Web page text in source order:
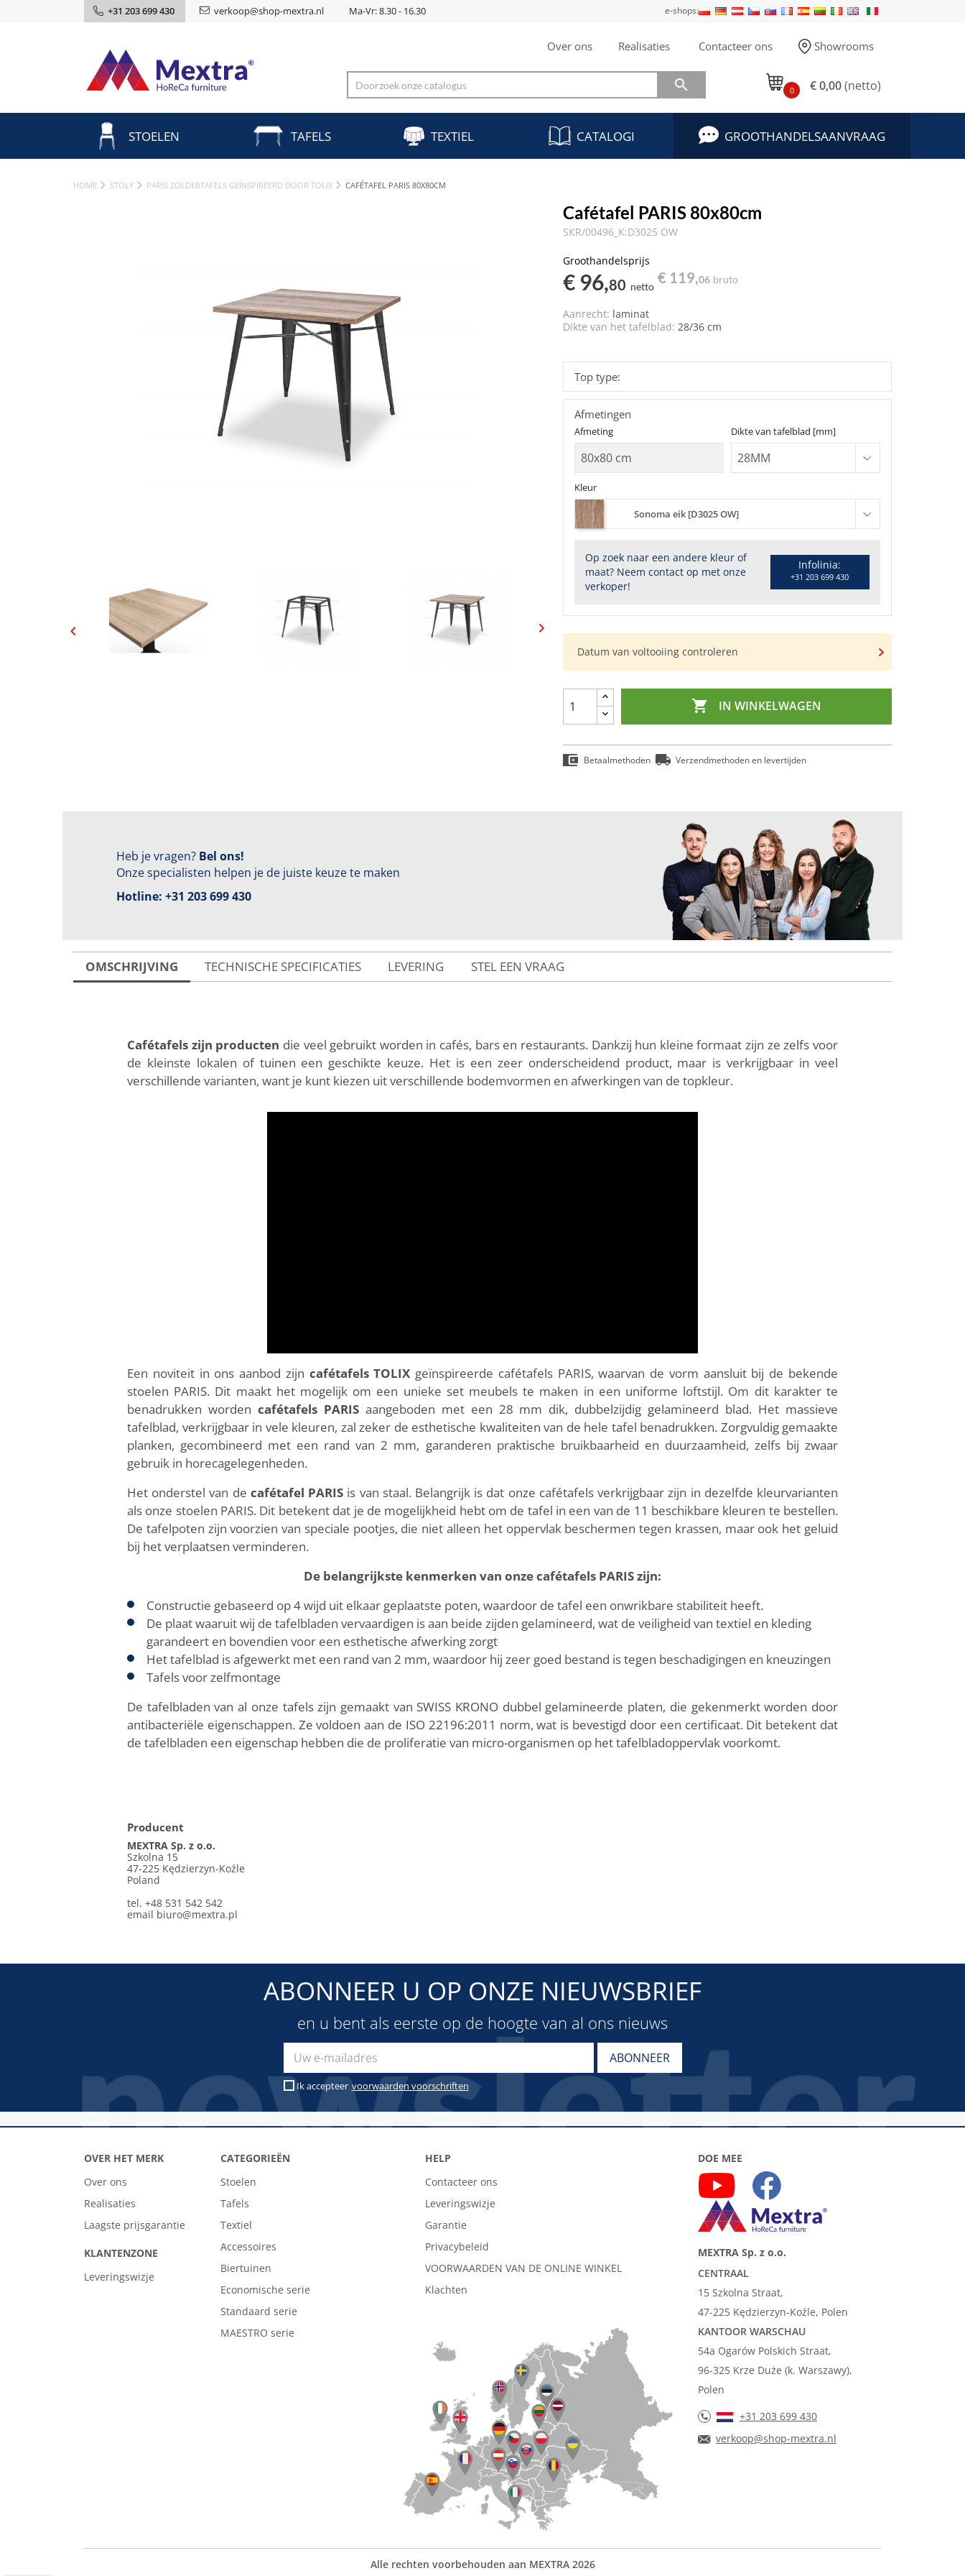
+31 203 699 430 verkoop@shop-mextra.nl Ma-Vr: 8.30 - 16.30 e-shops:
Over ons Realisaties Contacteer ons Showrooms
 0 € 0,00(netto)
STOELEN TAFELS TEXTIEL CATALOGI GROOTHANDELSAANVRAAG
HOME STOŁY PARIS ZOLDERTAFELS GEÏNSPIREERD DOOR TOLIX CAFÉTAFEL PARIS 80X80CM
Cafétafel PARIS 80x80cm
SKR/00496_K:D3025 OW
Groothandelsprijs
€ 96,80 netto
€ 119,06 bruto
Aanrecht: laminat
Dikte van het tafelblad: 28/36 cm
Kleur
Sonoma eik [D3025 OW]
Op zoek naar een andere kleur of
maat? Neem contact op met onze
verkoper!
Infolinia:
+31 203 699 430
Afmeting Dikte van tafelblad [mm]
Afmetingen
Top type:
Datum van voltooiing controleren
 IN WINKELWAGEN
Betaalmethoden Verzendmethoden en levertijden
Heb je vragen? Bel ons!
Onze specialisten helpen je de juiste keuze te maken
Hotline: +31 203 699 430
OMSCHRIJVING TECHNISCHE SPECIFICATIES LEVERING STEL EEN VRAAG
Cafétafels zijn producten die veel gebruikt worden in cafés, bars en restaurants. Dankzij hun kleine formaat zijn ze zelfs voor
de kleinste lokalen of tuinen een geschikte keuze. Het is een zeer onderscheidend product, maar is verkrijgbaar in veel
verschillende varianten, want je kunt kiezen uit verschillende bodemvormen en afwerkingen van de topkleur.
Een noviteit in ons aanbod zijn cafétafels TOLIX geïnspireerde cafétafels PARIS, waarvan de vorm aansluit bij de bekende
stoelen PARIS. Dit maakt het mogelijk om een unieke set meubels te maken in een uniforme loftstijl. Om dit karakter te
benadrukken worden cafétafels PARISaangeboden met een 28 mm dik, dubbelzijdig gelamineerd blad. Het massieve
tafelblad, verkrijgbaar in vele kleuren, zal zeker de esthetische kwaliteiten van de hele tafel benadrukken. Zorgvuldig gemaakte
planken, gecombineerd met een rand van 2 mm, garanderen praktische bruikbaarheid en duurzaamheid, zelfs bij zwaar
gebruik in horecagelegenheden.
Het onderstel van de cafétafel PARIS is van staal. Belangrijk is dat onze cafétafels verkrijgbaar zijn in dezelfde kleurvarianten
als onze stoelen PARIS. Dit betekent dat je de mogelijkheid hebt om de tafel in een van de 11 beschikbare kleuren te bestellen.
De tafelpoten zijn voorzien van speciale pootjes, die niet alleen het oppervlak beschermen tegen krassen, maar ook het geluid
bij het verplaatsen verminderen.
De belangrijkste kenmerken van onze cafétafels PARIS zijn:
Constructie gebaseerd op 4 wijd uit elkaar geplaatste poten, waardoor de tafel een onwrikbare stabiliteit heeft.
De plaat waaruit wij de tafelbladen vervaardigen is aan beide zijden gelamineerd, wat de veiligheid van textiel en kleding
garandeert en bovendien voor een esthetische afwerking zorgt
Het tafelblad is afgewerkt met een rand van 2 mm, waardoor hij zeer goed bestand is tegen beschadigingen en kneuzingen
Tafels voor zelfmontage
De tafelbladen van al onze tafels zijn gemaakt van SWISS KRONO dubbel gelamineerde platen, die gekenmerkt worden door
antibacteriële eigenschappen. Ze voldoen aan de ISO 22196:2011 norm, wat is bevestigd door een certificaat. Dit betekent dat
de tafelbladen een eigenschap hebben die de proliferatie van micro-organismen op het tafelbladoppervlak voorkomt.
Producent
MEXTRA Sp. z o.o.
Szkolna 15
47-225 Kędzierzyn-Koźle
Poland
tel. +48 531 542 542
email biuro@mextra.pl
ABONNEER U OP ONZE NIEUWSBRIEF
en u bent als eerste op de hoogte van al ons nieuws
Ik accepteer voorwaarden voorschriften
OVER HET MERK
Over ons
Realisaties
Laagste prijsgarantie
KLANTENZONE
Leveringswizje
CATEGORIEËN
Stoelen
Tafels
Textiel
Accessoires
Biertuinen
Economische serie
Standaard serie
MAESTRO serie
HELP
Contacteer ons
Leveringswizje
Garantie
Privacybeleid
VOORWAARDEN VAN DE ONLINE WINKEL
Klachten
DOE MEE
MEXTRA Sp. z o.o.
CENTRAAL
15 Szkolna Straat,
47-225 Kędzierzyn-Koźle, Polen
KANTOOR WARSCHAU
54a Ogarów Polskich Straat,
96-325 Krze Duże (k. Warszawy),
Polen
+31 203 699 430
verkoop@shop-mextra.nl
Alle rechten voorbehouden aan MEXTRA 2026